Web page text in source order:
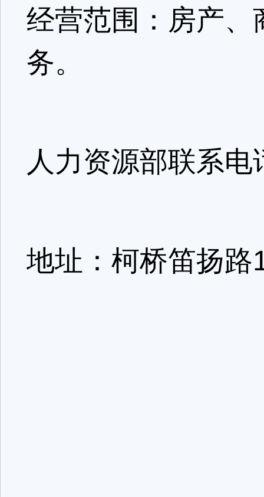
经营范围：房产
务。
人力资源部联系
地址：柯桥笛扬